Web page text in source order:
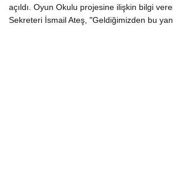
açıldı. Oyun Okulu projesine ilişkin bilgi
Sekreteri İsmail Ateş, "Geldiğimizden bu